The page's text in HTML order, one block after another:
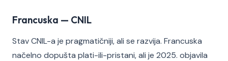
Francuska — CNIL
Stav CNIL-a je pragmatičniji, ali se razvija. Francuska
načelno dopušta plati-ili-pristani, ali je 2025. objavila